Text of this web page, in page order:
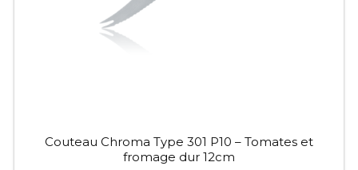
Couteau Chroma Type 301 P10 – Tomates et
fromage dur 12cm